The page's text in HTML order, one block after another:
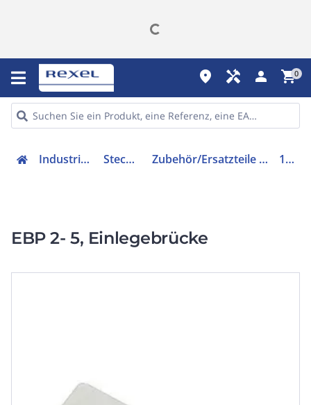
place handyman person shopping_cart0
Industriekomponenten Steckverbindung Zubehör/Ersatzteile für Industriesteckverbinder 1733169
EBP 2- 5, Einlegebrücke